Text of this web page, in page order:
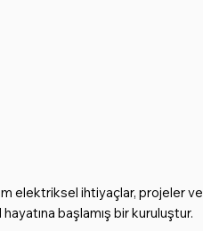
elektriksel ihtiyaçlar, projeler ve
başlamış bir kuruluştur.